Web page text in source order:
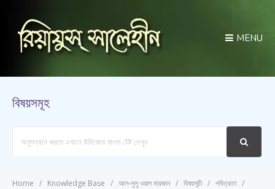
MENU
বিষয়সমূহ
Home Knowledge Base আল-লুলু ওয়াল মারজান বিষয়সূচী
পবিত্রতা